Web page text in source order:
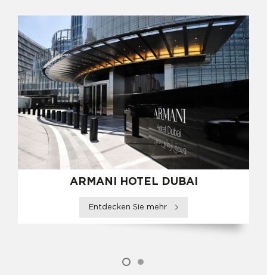
ARMANI HOTEL DUBAI
Entdecken Sie mehr